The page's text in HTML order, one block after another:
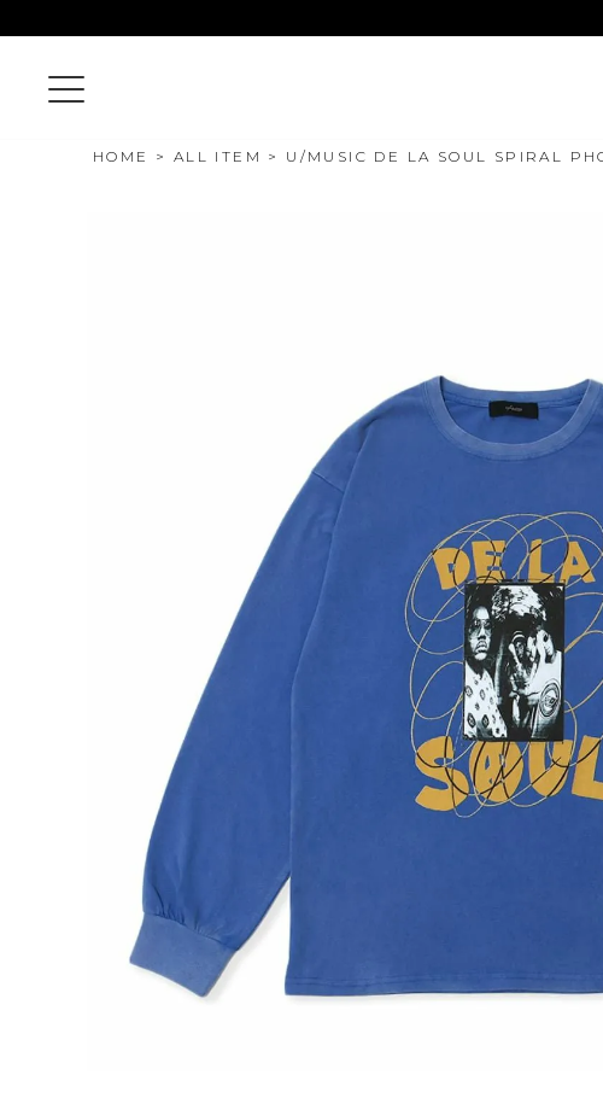
HOME ALL ITEM U/MUSIC DE LA SOUL SPIRAL